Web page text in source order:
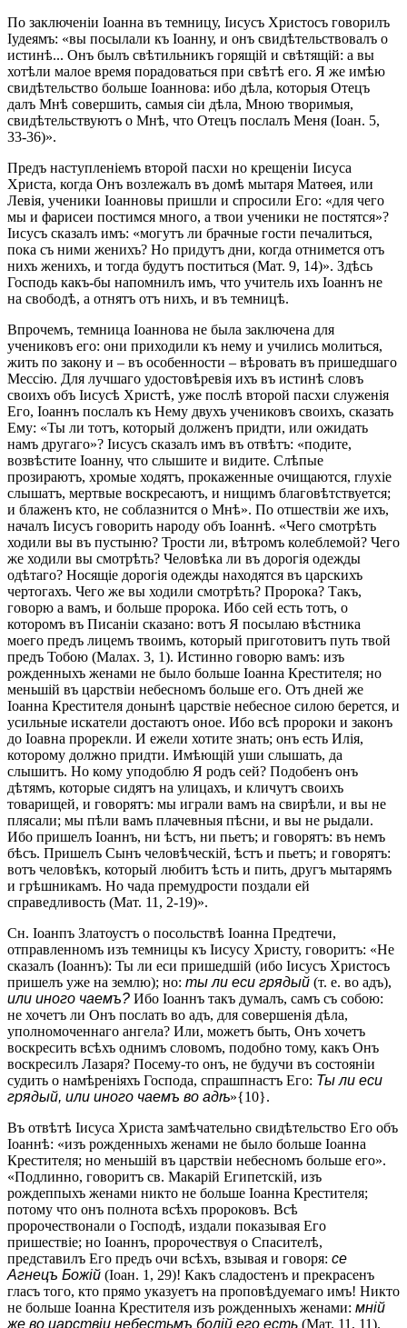
По заключеніи Іоанна въ темницу, Іисусъ Христосъ говорилъ
Іудеямъ: «вы посылали къ Іоанну, и онъ свидѣтельствовалъ о
истинѣ... Онъ былъ свѣтильникъ горящій и свѣтящій: а вы
хотѣли малое время порадоваться при свѣтѣ его. Я же имѣю
свидѣтельство больше Іоаннова: ибо дѣла, которыя Отецъ
далъ Мнѣ совершить, самыя сіи дѣла, Мною творимыя,
свидѣтельствуютъ о Мнѣ, что Отецъ послалъ Меня (Іоан. 5,
33-36)».
Предъ наступленіемъ второй пасхи но крещеніи Іисуса
Христа, когда Онъ возлежалъ въ домѣ мытаря Матѳея, или
Левія, ученики Іоанновы пришли и спросили Его: «для чего
мы и фарисеи постимся много, а твои ученики не постятся»?
Іисусъ сказалъ имъ: «могутъ ли брачные гости печалиться,
пока съ ними женихъ? Но придутъ дни, когда отнимется отъ
нихъ женихъ, и тогда будутъ поститься (Мат. 9, 14)». Здѣсь
Господь какъ-бы напомнилъ имъ, что учитель ихъ Іоаннъ не
на свободѣ, а отнятъ отъ нихъ, и въ темницѣ.
Впрочемъ, темница Іоаннова не была заключена для
учениковъ его: они приходили къ нему и учились молиться,
жить по закону и – въ особенности – вѣровать въ пришедшаго
Мессію. Для лучшаго удостовѣревія ихъ въ истинѣ словъ
своихъ объ Іисусѣ Христѣ, уже послѣ второй пасхи служенія
Его, Іоаннъ послалъ къ Нему двухъ учениковъ своихъ, сказать
Ему: «Ты ли тотъ, который долженъ придти, или ожидать
намъ другаго»? Іисусъ сказалъ имъ въ отвѣтъ: «подите,
возвѣстите Іоанну, что слышите и видите. Слѣпые
прозираютъ, хромые ходятъ, прокаженные очищаются, глухіе
слышатъ, мертвые воскресаютъ, и нищимъ благовѣтствуется;
и блаженъ кто, не соблазнится о Mнѣ». По отшествіи же ихъ,
началъ Іисусъ говорить народу объ Іоаннѣ. «Чего смотрѣть
ходили вы въ пустыню? Трости ли, вѣтромъ колеблемой? Чего
же ходили вы смотрѣть? Человѣка ли въ дорогія одежды
одѣтаго? Носящіе дорогія одежды находятся въ царскихъ
чертогахъ. Чего же вы ходили смотрѣть? Пророка? Такъ,
говорю а вамъ, и больше пророка. Ибо сей есть тотъ, о
которомъ въ Писаніи сказано: вотъ Я посылаю вѣстника
моего предъ лицемъ твоимъ, который приготовитъ путь твой
предъ Тобою (Малах. 3, 1). Истинно говорю вамъ: изъ
рожденныхъ женами не было больше Іоанна Крестителя; но
меньшій въ царствіи небесномъ больше его. Отъ дней же
Іоанна Крестителя донынѣ царствіе небесное силою берется, и
усильные искатели достаютъ оное. Ибо всѣ пророки и законъ
до Іоавна прорекли. И ежели хотите знать; онъ есть Илія,
которому должно придти. Имѣющій уши слышать, да
слышитъ. Но кому уподоблю Я родъ сей? Подобенъ онъ
дѣтямъ, которые сидятъ на улицахъ, и кличутъ своихъ
товарищей, и говорятъ: мы играли вамъ на свирѣли, и вы не
плясали; мы пѣли вамъ плачевныя пѣсни, и вы не рыдали.
Ибо пришелъ Іоаннъ, ни ѣстъ, ни пьетъ; и говорятъ: въ немъ
бѣсъ. Пришелъ Сынъ человѣческій, ѣстъ и пьетъ; и говорятъ:
вотъ человѣкъ, который любитъ ѣсть и пить, другъ мытарямъ
и грѣшникамъ. Но чада премудрости поздали ей
справедливость (Мат. 11, 2-19)».
Сн. Іоанпъ Златоустъ о посольствѣ Іоанна Предтечи,
отправленномъ изъ темницы къ Іисусу Христу, говоритъ: «Не
сказалъ (Іоаннъ): Ты ли еси пришедшій (ибо Іисусъ Христосъ
пришелъ уже на землю); но: ты ли ecи грядый (т. е. во адъ),
или иного чаемъ? Ибо Іоаннъ такъ думалъ, самъ съ собою:
не хочетъ ли Онъ послать во адъ, для совершенія дѣла,
уполномоченнаго ангела? Или, можетъ быть, Онъ хочетъ
воскресить всѣхъ однимъ словомъ, подобно тому, какъ Онъ
воскресилъ Лазаря? Посему-то онъ, не будучи въ состояніи
судить о намѣреніяхъ Господа, спрашпнастъ Его: Ты ли ecи
грядый, или иного чаемъ во адѣ»{10}.
Въ отвѣтѣ Іисуса Христа замѣчательно свидѣтельство Его объ
Іоаннѣ: «изъ рожденныхъ женами не было больше Іоанна
Крестителя; но меньшій въ царствіи небесномъ больше его».
«Подлинно, говоритъ св. Макарій Египетскій, изъ
рождеппыхъ женами никто не больше Іоанна Крестителя;
потому что онъ полнота всѣхъ пророковъ. Всѣ
пророчествонали о Господѣ, издали показывая Его
пришествіе; но Іоаннъ, пророчествуя о Спасителѣ,
представилъ Его предъ очи всѣхъ, взывая и говоря: се
Агнецъ Божій (Іоан. 1, 29)! Какъ сладостенъ и прекрасенъ
гласъ того, кто прямо указуетъ на проповѣдуемаго имъ! Никто
не больше Іоанна Крестителя изъ рожденныхъ женами: мній
же во царствіи небестьмъ болій его есть (Мат. 11, 11).